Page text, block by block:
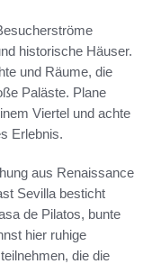
historische Häuser.
und Räume, die
Paläste. Plane
Viertel und achte
Erlebnis.
aus Renaissance
Sevilla besticht
de Pilatos, bunte
hier ruhige
die die